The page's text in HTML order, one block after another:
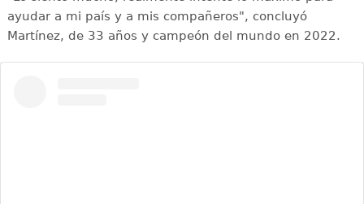
ayudar a mi país y a mis compañeros", concluyó
Martínez, de 33 años y campeón del mundo en 2022.